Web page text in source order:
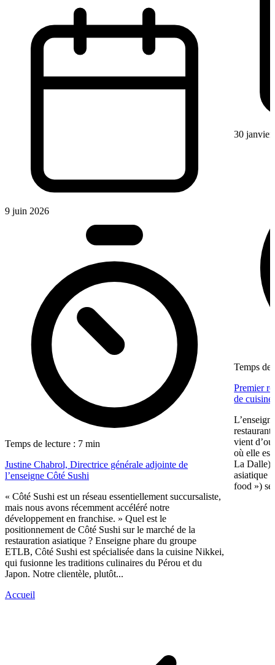
9 juin 2026
Temps de lecture : 7 min
Justine Chabrol, Directrice générale adjointe de
l’enseigne Côté Sushi
« Côté Sushi est un réseau essentiellement succursaliste,
mais nous avons récemment accéléré notre
développement en franchise. » Quel est le
positionnement de Côté Sushi sur le marché de la
restauration asiatique ? Enseigne phare du groupe
ETLB, Côté Sushi est spécialisée dans la cuisine Nikkei,
qui fusionne les traditions culinaires du Pérou et du
Japon. Notre clientèle, plutôt...
30 janvier
Temps de
Premier
de
vient
où elle
La Dalle).
asiatique
food ») se
Accueil